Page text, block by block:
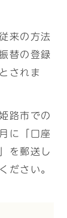
来の方法
替の登録
されま
路市での
に「口座
を郵送し
ださい。